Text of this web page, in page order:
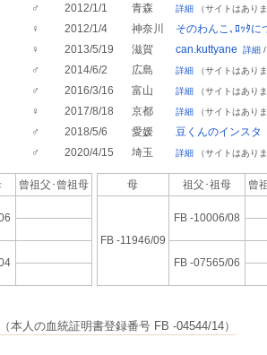
♂ 2012/1/1 青森 詳細（サイトはありま
♀ 2012/1/4 神奈川 そのわんこ､ﾛｯﾀに
♀ 2013/5/19 滋賀 can.kuttyane 詳細/
♂ 2014/6/2 広島 詳細（サイトはありま
♂ 2016/3/16 富山 詳細（サイトはありま
♀ 2017/8/18 京都 詳細（サイトはありま
♂ 2018/5/6 愛媛 豆くんのインスタ
♂ 2020/4/15 埼玉 詳細（サイトはありま
曾祖父･ 曾祖母 母 祖父･祖母 曾
FB -11946/09
FB -10006/08
FB -07565/06
本人の血統証明書登録番号 FB -04544/14）